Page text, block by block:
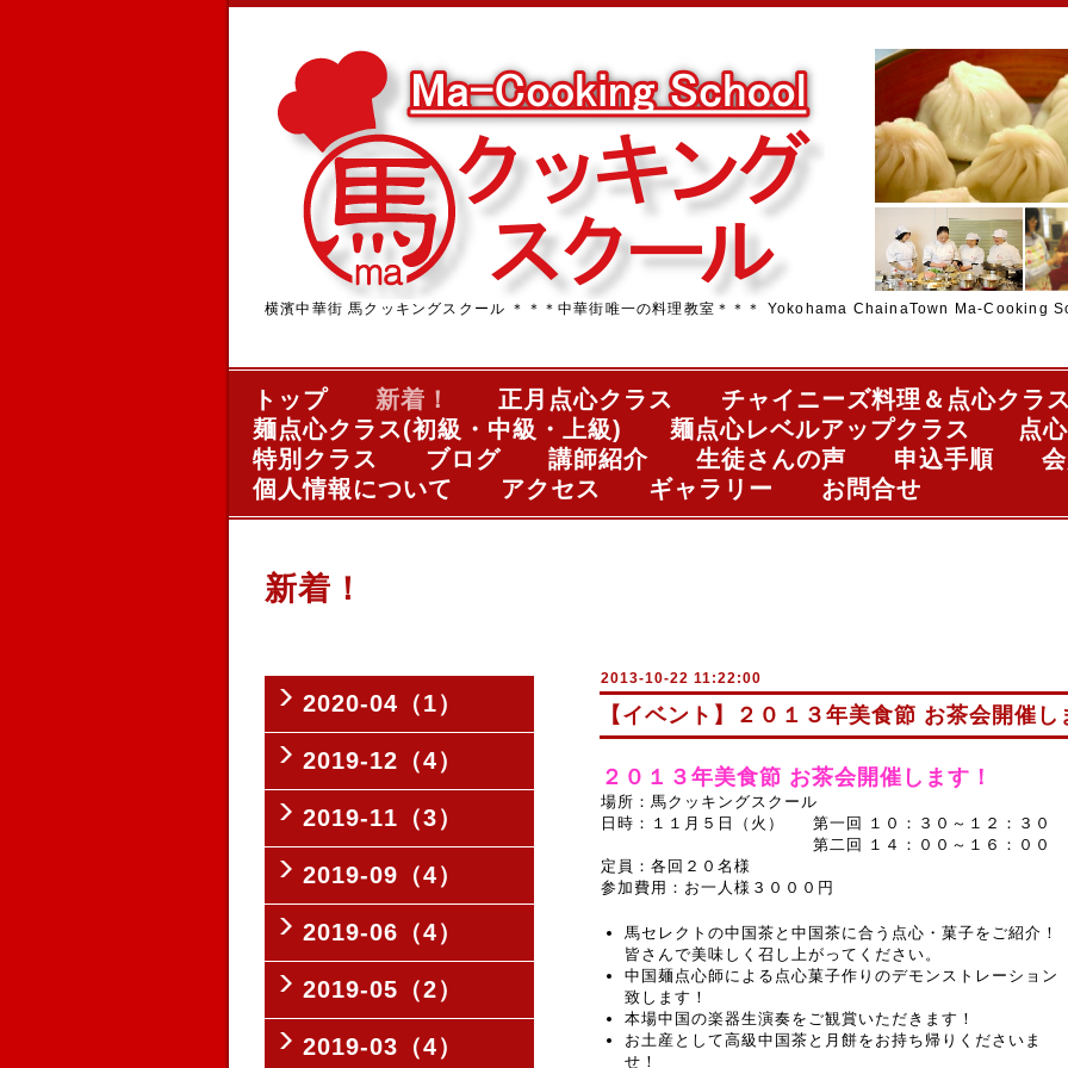
横濱中華街 馬クッキングスクール ＊＊＊中華街唯一の料理教室＊＊＊ Yokohama ChainaTown Ma-Cooking
トップ 新着！ 正月点心クラス
チャイニーズ料理＆点心クラ
麺点心クラス(初級・中級・上級)
麺点心レベルアップクラス
点
特別クラス
ブログ 講師紹介 生徒さんの声 申込手順
個人情報について
アクセス ギャラリー お問合せ
2020-04（1）
2019-12（4）
2019-11（3）
2019-09（4）
2019-06（4）
2019-05（2）
2019-03（4）
新着！
2013-10-22 11:22:00
【イベント】２０１３年美食節 お茶会開催し
２０１３年美食節 お茶会開催します！
場所：馬クッキングスクール
日時：１１月５日（火）
第一回 １０：３０～１２：３０
第二回 １４：００～１６：００
定員：各回２０名様
参加費用：お一人様３０００円
馬セレクトの中国茶と中国茶に合う点心・菓子をご紹介！
皆さんで美味しく召し上がってください。
中国麺点心師による点心菓子作りのデモンストレーション
致します！
本場中国の楽器生演奏をご観賞いただきます！
お土産として高級中国茶と月餅をお持ち帰りくださいま
せ！